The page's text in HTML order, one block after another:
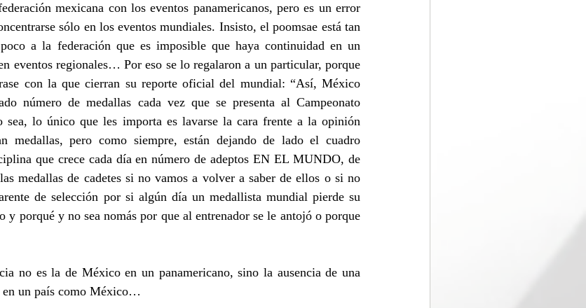
mexicana con los eventos panamericanos, pero es un error
sólo en los eventos mundiales. Insisto, el poomsae está tan
a la federación que es imposible que haya continuidad en un
eventos regionales… Por eso se lo regalaron a un particular, porque
con la que cierran su reporte oficial del mundial: “Así, México
número de medallas cada vez que se presenta al Campeonato
sea, lo único que les importa es lavarse la cara frente a la opinión
medallas, pero como siempre, están dejando de lado el cuadro
que crece cada día en número de adeptos EN EL MUNDO, de
medallas de cadetes si no vamos a volver a saber de ellos o si no
de selección por si algún día un medallista mundial pierde su
y porqué y no sea nomás por que al entrenador se le antojó o porque
no es la de México en un panamericano, sino la ausencia de una
en un país como México…